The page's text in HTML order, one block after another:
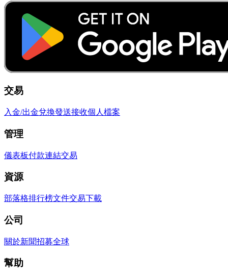
交易
入金/出金兌換發送接收個人檔案
管理
儀表板付款連結交易
資源
部落格排行榜文件交易下載
公司
關於新聞招募全球
幫助